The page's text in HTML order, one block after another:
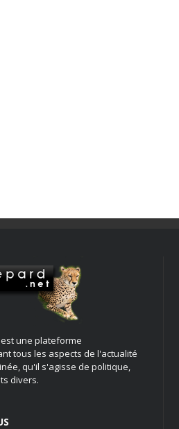
une plateforme
tous les aspects de l'actualité
qu'il s'agisse de politique,
divers.